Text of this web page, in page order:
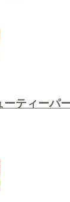
ーティーパ